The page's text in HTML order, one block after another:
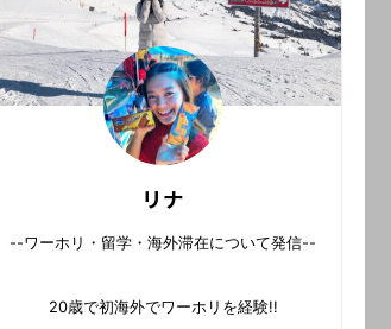
リナ
--ワーホリ・留学・海外滞在について発信--
20歳で初海外でワーホリを経験!!